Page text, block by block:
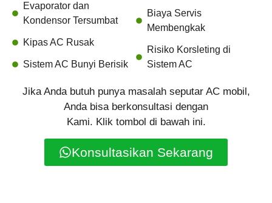
Evaporator dan
Kondensor Tersumbat
Kipas AC Rusak
Sistem AC Bunyi Berisik
Biaya Servis
Membengkak
Risiko Korsleting di
Sistem AC
Jika Anda butuh punya masalah seputar AC mobil,
Anda bisa berkonsultasi dengan
Kami. Klik tombol di bawah ini.
Konsultasikan Sekarang